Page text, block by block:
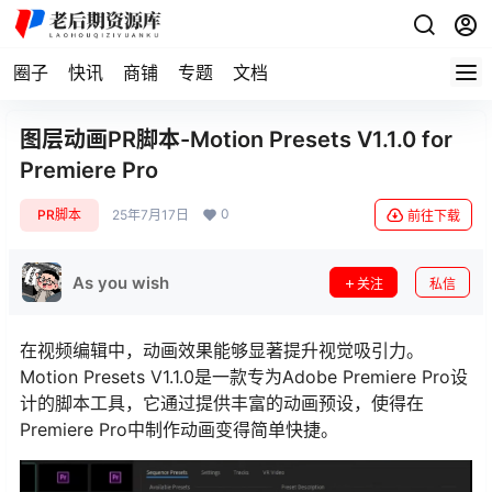
圈子 快讯 商铺 专题 文档
图层动画PR脚本-Motion Presets V1.1.0 for
Premiere Pro
PR脚本 25年7月17日 0 前往下载
As you wish 关注 私信
在视频编辑中，动画效果能够显著提升视觉吸引力。
Motion Presets V1.1.0是一款专为Adobe Premiere Pro设
计的脚本工具，它通过提供丰富的动画预设，使得在
Premiere Pro中制作动画变得简单快捷。